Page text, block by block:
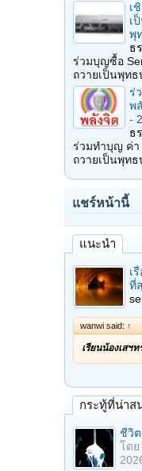
เ
เ
พุ
ธ
ร่วมบุญซื้อ
ถวายเป็นพุท
ร่
พ
-
ธ
ร่วมทำบุญ ค่า
ถวายเป็นพุท
แชร์หน้านี้
แนะนำ
เ
ที่
wanwi said: ↑
เรียนน้องเสฯท
กระทู้ที่น่าส
ชีวิ
โดย